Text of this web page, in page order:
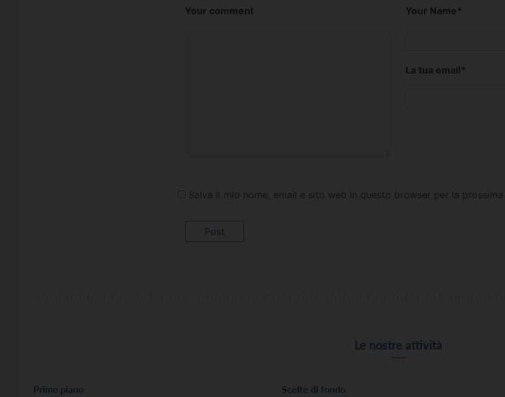
Your comment Your Name*
La tua email*
Salva il mio nome, email e sito web in questo browser per la
Le nostre attività
Primo piano
Scelte di fondo